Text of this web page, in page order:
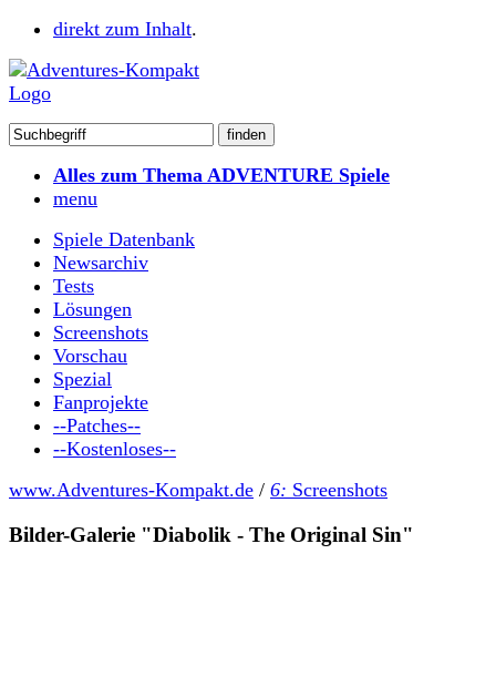
direkt zum Inhalt.
Alles zum Thema ADVENTURE Spiele
menu
Spiele Datenbank
Newsarchiv
Tests
Lösungen
Screenshots
Vorschau
Spezial
Fanprojekte
--Patches--
--Kostenloses--
www.Adventures-Kompakt.de / 6: Screenshots
Bilder-Galerie "Diabolik - The Original Sin"